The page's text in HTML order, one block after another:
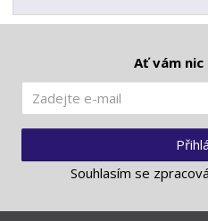
Ať vám nic
Souhlasím se